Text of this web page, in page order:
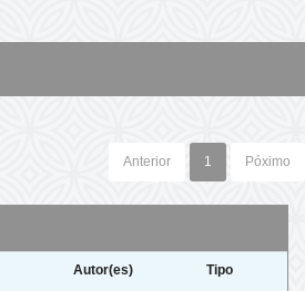
Anterior 1 Póximo
Autor(es) Tipo